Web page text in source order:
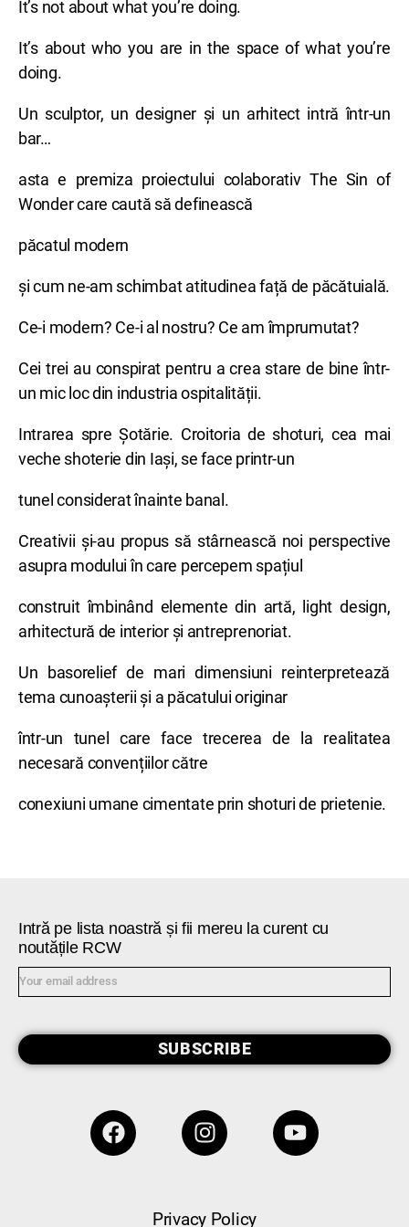
It’s not about what you’re doing.
It’s about who you are in the space of what you’re
doing.
Un sculptor, un designer și un arhitect intră într-un
bar…
asta e premiza proiectului colaborativ The Sin of
Wonder care caută să definească
păcatul modern
și cum ne-am schimbat atitudinea față de păcătuială.
Ce-i modern? Ce-i al nostru? Ce am împrumutat?
Cei trei au conspirat pentru a crea stare de bine într-
un mic loc din industria ospitalității.
Intrarea spre Șotărie. Croitoria de shoturi, cea mai
veche shoterie din Iași, se face printr-un
tunel considerat înainte banal.
Creativii și-au propus să stârnească noi perspective
asupra modului în care percepem spațiul
construit îmbinând elemente din artă, light design,
arhitectură de interior și antreprenoriat.
Un basorelief de mari dimensiuni reinterpretează
tema cunoașterii și a păcatului originar
într-un tunel care face trecerea de la realitatea
necesară convențiilor către
conexiuni umane cimentate prin shoturi de prietenie.
Intră pe lista noastră și fii mereu la curent cu
noutățile RCW
SUBSCRIBE
Privacy Policy